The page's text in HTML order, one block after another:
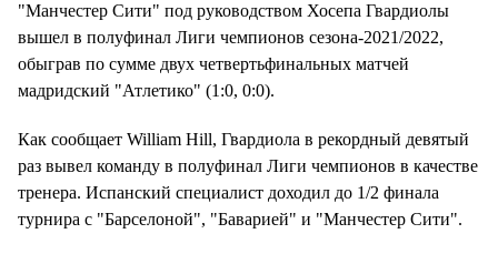
"Манчестер Сити" под руководством Хосепа Гвардиолы
вышел в полуфинал Лиги чемпионов сезона-2021/2022,
обыграв по сумме двух четвертьфинальных матчей
мадридский "Атлетико" (1:0, 0:0).
Как сообщает William Hill, Гвардиола в рекордный девятый
раз вывел команду в полуфинал Лиги чемпионов в качестве
тренера. Испанский специалист доходил до 1/2 финала
турнира с "Барселоной", "Баварией" и "Манчестер Сити".